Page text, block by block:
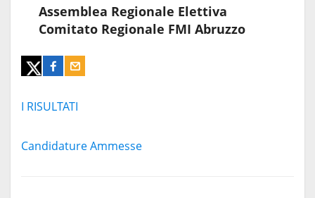
Assemblea Regionale Elettiva
Comitato Regionale FMI Abruzzo
I RISULTATI
Candidature Ammesse